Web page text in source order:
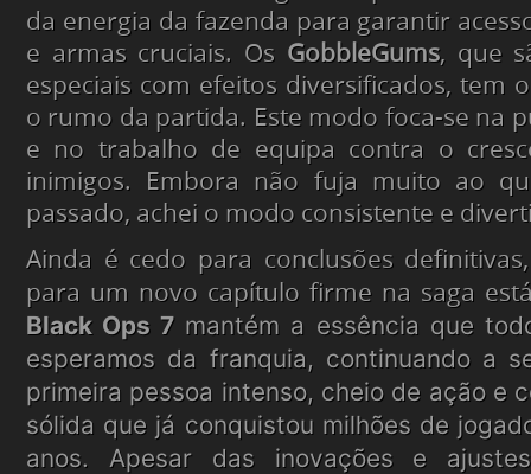
da energia da fazenda para garantir
e armas cruciais. Os GobbleGums, que
especiais com efeitos diversificados, tem
o rumo da partida. Este modo foca-se na
e no trabalho de equipa contra o
inimigos. Embora não fuja muito ao
passado, achei o modo consistente e
Ainda é cedo para conclusões
para um novo capítulo firme na saga
Black Ops 7 mantém a essência que
esperamos da franquia, continuando a
primeira pessoa intenso, cheio de ação e
sólida que já conquistou milhões de
anos. Apesar das inovações e